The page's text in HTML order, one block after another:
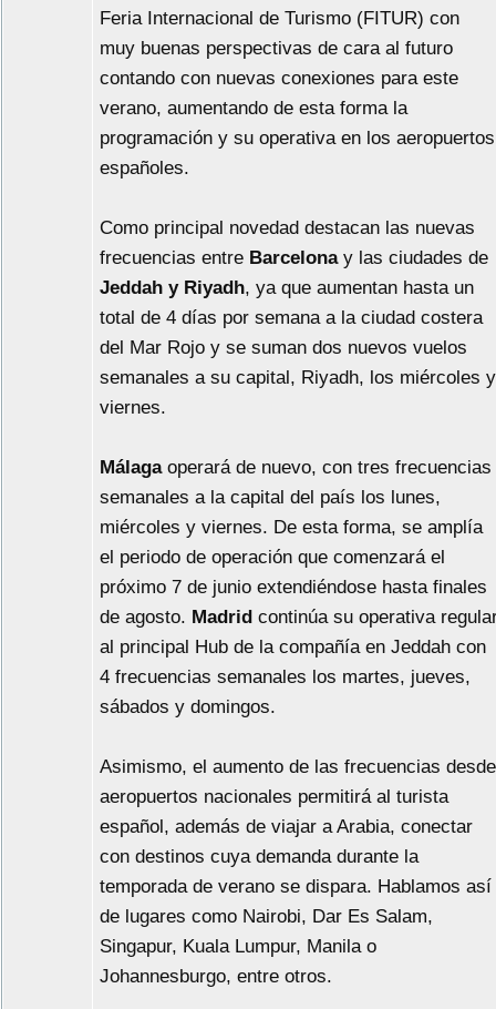
Feria Internacional de Turismo (FITUR) con
muy buenas perspectivas de cara al futuro
contando con nuevas conexiones para este
verano, aumentando de esta forma la
programación y su operativa en los aeropuertos
españoles.
Como principal novedad destacan las nuevas
frecuencias entre Barcelonay las ciudades de
Jeddah y Riyadh, ya que aumentan hasta un
total de 4 días por semana a la ciudad costera
del Mar Rojo y se suman dos nuevos vuelos
semanales a su capital, Riyadh, los miércoles y
viernes.
Málagaoperará de nuevo, con tres frecuencias
semanales a la capital del país los lunes,
miércoles y viernes. De esta forma, se amplía
el periodo de operación que comenzará el
próximo 7 de junio extendiéndose hasta finales
de agosto. Madrid continúa su operativa
al principal Hub de la compañía en Jeddah con
4 frecuencias semanales los martes, jueves,
sábados y domingos.
Asimismo, el aumento de las frecuencias desde
aeropuertos nacionales permitirá al turista
español, además de viajar a Arabia, conectar
con destinos cuya demanda durante la
temporada de verano se dispara. Hablamos así
de lugares como Nairobi, Dar Es Salam,
Singapur, Kuala Lumpur, Manila o
Johannesburgo, entre otros.